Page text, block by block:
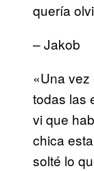
quería
– Jakob
«Una
todas las
vi que
chica
solté lo